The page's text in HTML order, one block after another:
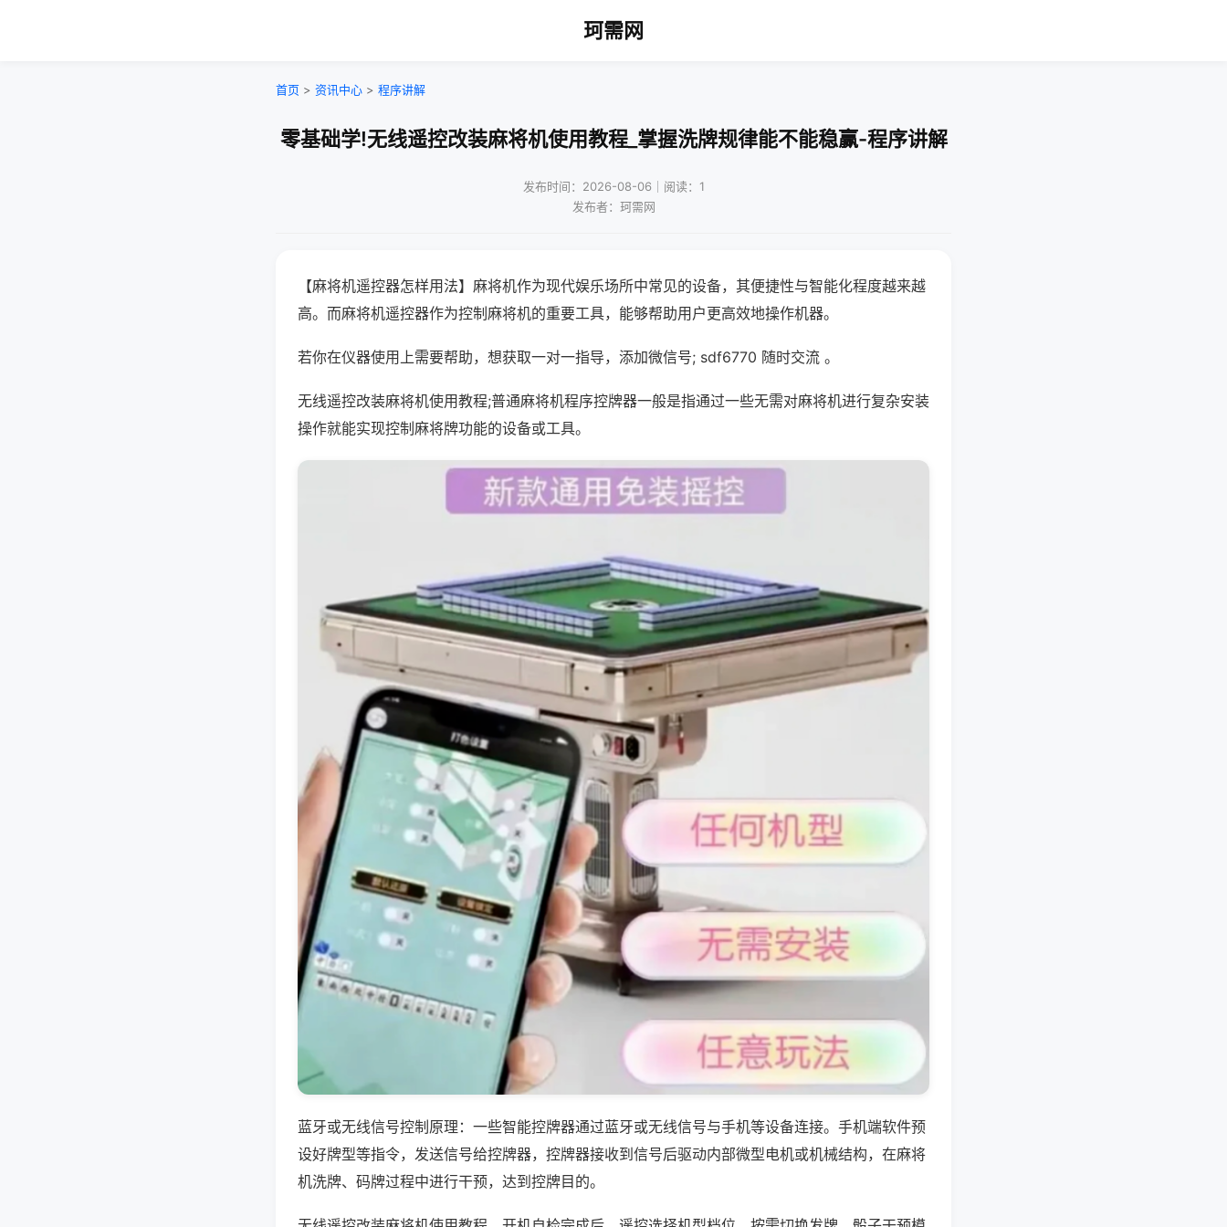
珂需网
首页 > 资讯中心 > 程序讲解
零基础学!无线遥控改装麻将机使用教程_掌握洗牌规律能不能稳赢-程序讲解
发布时间：2026-08-06｜阅读：1
发布者：珂需网
【麻将机遥控器怎样用法】麻将机作为现代娱乐场所中常见的设备，其便捷性与智能化程度越来越
高。而麻将机遥控器作为控制麻将机的重要工具，能够帮助用户更高效地操作机器。
若你在仪器使用上需要帮助，想获取一对一指导，添加微信号; sdf6770 随时交流 。
无线遥控改装麻将机使用教程;普通麻将机程序控牌器一般是指通过一些无需对麻将机进行复杂安装
操作就能实现控制麻将牌功能的设备或工具。
蓝牙或无线信号控制原理：一些智能控牌器通过蓝牙或无线信号与手机等设备连接。手机端软件预
设好牌型等指令，发送信号给控牌器，控牌器接收到信号后驱动内部微型电机或机械结构，在麻将
机洗牌、码牌过程中进行干预，达到控牌目的。